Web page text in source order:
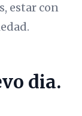
estar con
dia.